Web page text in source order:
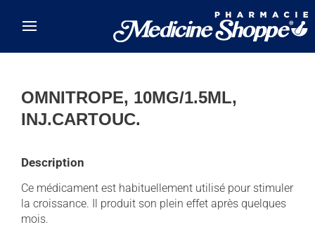
OMNITROPE, 10MG/1.5ML,
INJ.CARTOUC.
Description
Ce médicament est habituellement utilisé pour stimuler
la croissance. Il produit son plein effet après quelques
mois.